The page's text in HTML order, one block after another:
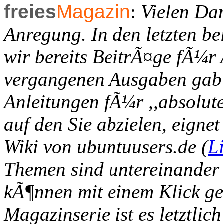
freiesMagazin: Vielen
Anregung. In den letzten
wir bereits BeitrÃ¤ge fÃ¼r
vergangenen Ausgaben
Anleitungen fÃ¼r
auf den Sie abzielen,
Wiki von ubuntuusers.de (
Themen sind
kÃ¶nnen mit einem Klick
Magazinserie ist es